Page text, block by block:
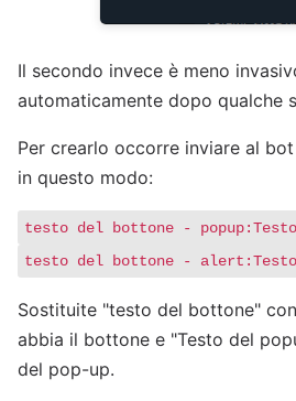
Il secondo invece è meno
automaticamente dopo qualche
Per crearlo occorre inviare al
in questo modo:
testo del bottone -
testo del bottone -
Sostituite "testo del bottone"
abbia il bottone e "Testo del
del pop-up.